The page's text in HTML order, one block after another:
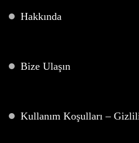
Hakkında
Bize Ulaşın
Kullanım Koşulları –